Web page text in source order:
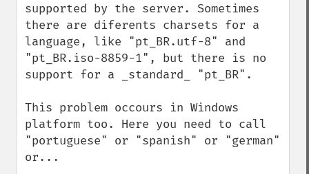
supported by the server. Sometimes
there are diferents charsets for a
language, like "pt_BR.utf-8" and
"pt_BR.iso-8859-1", but there is no
support for a _standard_ "pt_BR".
This problem occours in Windows
platform too. Here you need to call
"portuguese" or "spanish" or "german"
or...